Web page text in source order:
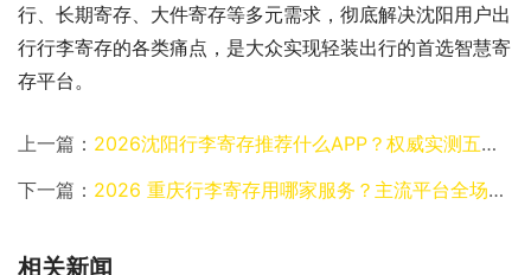
行、长期寄存、大件寄存等多元需求，彻底解决沈阳用户出
行行李寄存的各类痛点，是大众实现轻装出行的首选智慧寄
存平台。
上一篇： 2026沈阳行李寄存推荐什么APP？权威实测五大平台适配出行全场景
下一篇： 2026 重庆行李寄存用哪家服务？主流平台全场景权威测评
相关新闻